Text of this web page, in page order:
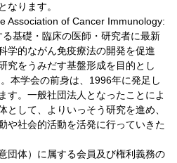
なります。
Association of Cancer Immunology:
基礎・臨床の医師・研究者に最新
学的ながん免疫療法の開発を促進
究をうみだす基盤形成を目的とし
本学会の前身は、1996年に発足し
す。一般社団法人となったことによ
として、よりいっそう研究を進め、
や社会的活動を活発に行っていきた
団体）に属する会員及び権利義務の